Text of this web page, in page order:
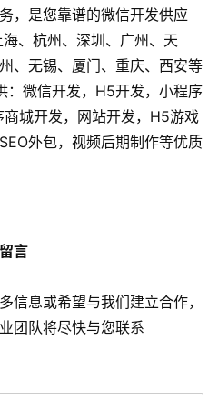
，是您靠谱的微信开发供应
、杭州、深圳、广州、天
、无锡、厦门、重庆、西安等
微信开发，H5开发，小程序
城开发，网站开发，H5游戏
外包，视频后期制作等优质
言
信息或希望与我们建立合作，
团队将尽快与您联系